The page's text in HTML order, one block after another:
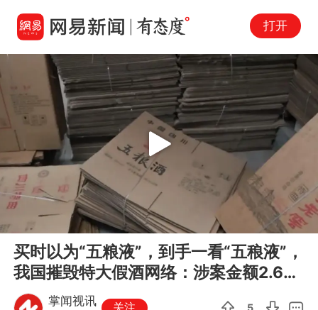
打开
01:08
Play
买时以为“五粮液”，到手一看“五稂液”，
我国摧毁特大假酒网络：涉案金额2.6亿
元
掌闻视讯 关注 5